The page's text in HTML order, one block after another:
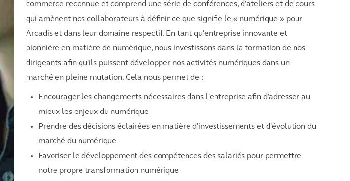
commerce reconnue et comprend une série de conférences, d'ateliers et de cours
qui amènent nos collaborateurs à définir ce que signifie le « numérique » pour
Arcadis et dans leur domaine respectif. En tant qu'entreprise innovante et
pionnière en matière de numérique, nous investissons dans la formation de nos
dirigeants afin qu'ils puissent développer nos activités numériques dans un
marché en pleine mutation. Cela nous permet de :
Encourager les changements nécessaires dans l'entreprise afin d'adresser au
mieux les enjeux du numérique
Prendre des décisions éclairées en matière d'investissements et d'évolution du
marché du numérique
Favoriser le développement des compétences des salariés pour permettre
notre propre transformation numérique